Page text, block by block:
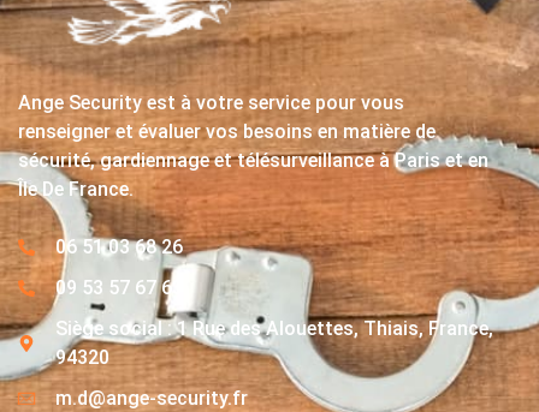
Ange Security est à votre service pour vous
renseigner et évaluer vos besoins en matière de
sécurité, gardiennage et télésurveillance à Paris et en
Île De France.
06 51 03 68 26
09 53 57 67 63
Siège social : 1 Rue des Alouettes, Thiais, France,
94320
m.d@ange-security.fr